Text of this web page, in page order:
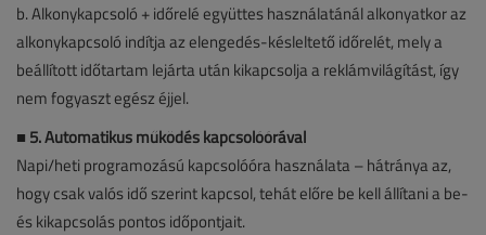
b. Alkonykapcsoló + időrelé együttes használatánál alkonyatkor az
alkonykapcsoló indítja az elengedés-késleltető időrelét, mely a
beállított időtartam lejárta után kikapcsolja a reklámvilágítást, így
nem fogyaszt egész éjjel.
■ 5. Automatikus működés kapcsolóórával
Napi/heti programozású kapcsolóóra használata – hátránya az,
hogy csak valós idő szerint kapcsol, tehát előre be kell állítani a be-
és kikapcsolás pontos időpontjait.